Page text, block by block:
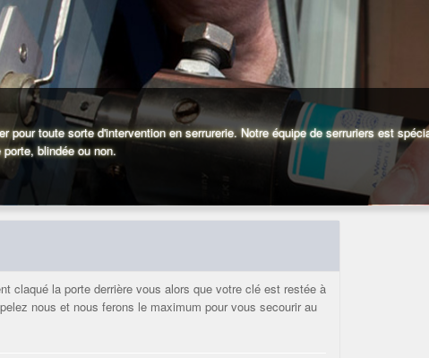
pour toute sorte d'intervention en serrurerie. Notre équipe de serruriers est
blindée ou non.
claqué la porte derrière vous alors que votre clé est restée à
nous et nous ferons le maximum pour vous secourir au